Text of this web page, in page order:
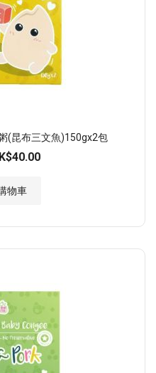
(昆布三文魚)150gx2包
物車